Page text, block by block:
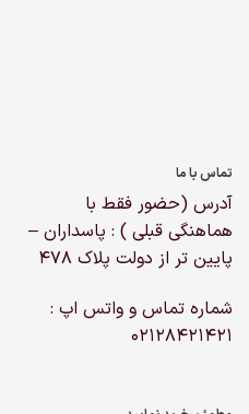
تماس با ما
آدرس (حضور فقط با
هماهنگی قبلی ) : پاسداران –
پایین تر از دولت پلاک ۴۷۸
شماره تماس و واتس اپ :
02128421421